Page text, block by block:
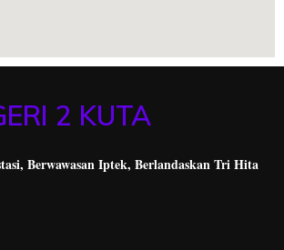
2 KUTA
Berwawasan Iptek, Berlandaskan Tri Hita